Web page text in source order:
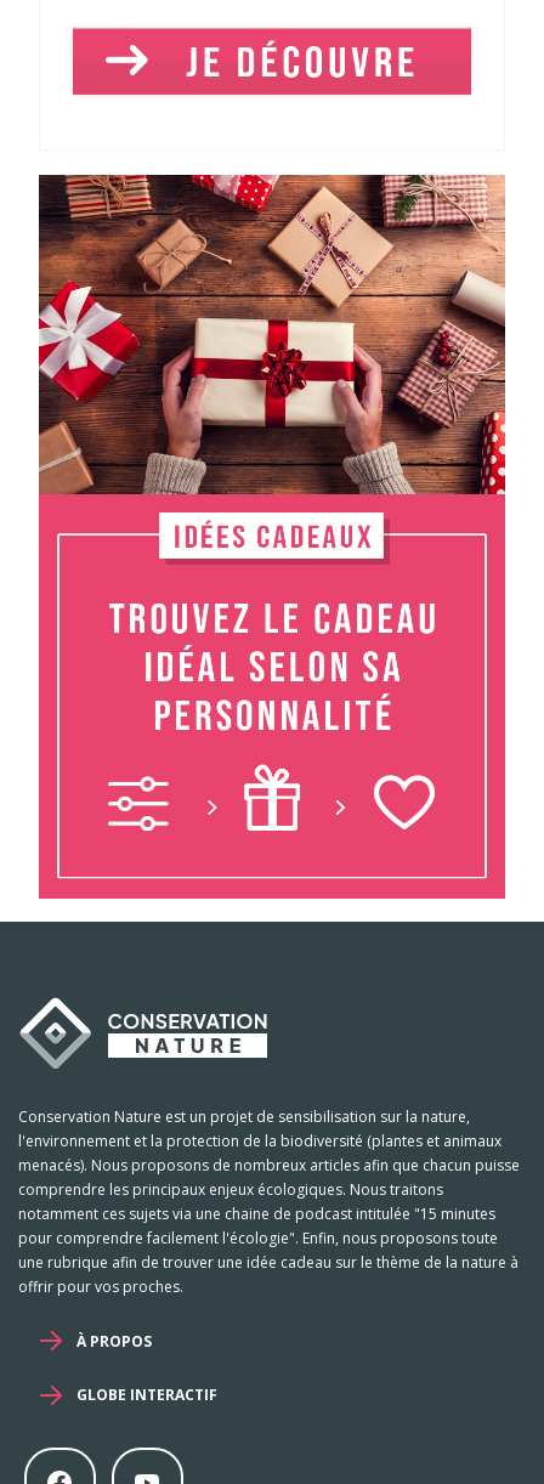
Conservation Nature est un projet de sensibilisation sur la nature,
l'environnement et la protection de la biodiversité (plantes et animaux
menacés). Nous proposons de nombreux articles afin que chacun puisse
comprendre les principaux enjeux écologiques. Nous traitons
notamment ces sujets via une chaine de podcast intitulée "15 minutes
pour comprendre facilement l'écologie". Enfin, nous proposons toute
une rubrique afin de trouver une idée cadeau sur le thème de la nature à
offrir pour vos proches.
À PROPOS
GLOBE INTERACTIF